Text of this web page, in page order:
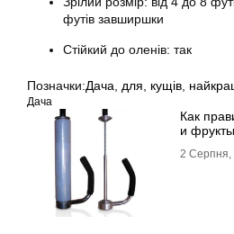
футів завширшки
Стійкий до оленів: так
Позначки:Дача, для, кущів,
Дача
Как
и
2 Серпня,